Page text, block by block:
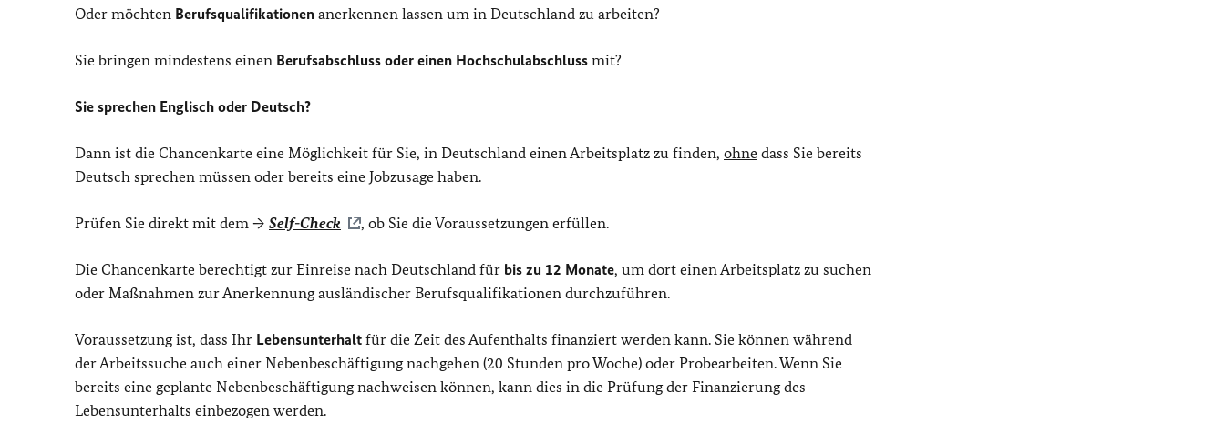
Oder möchten Berufsqualifikationen anerkennen lassen um in Deutschland zu arbeiten?
Sie bringen mindestens einen Berufsabschluss oder einen Hochschulabschluss mit?
Sie sprechen Englisch oder Deutsch?
Dann ist die Chancenkarte eine Möglichkeit für Sie, in Deutschland einen Arbeitsplatz zu finden, ohne dass Sie bereits
Deutsch sprechen müssen oder bereits eine Jobzusage haben.
Prüfen Sie direkt mit dem → Self-Check , ob Sie die Voraussetzungen erfüllen.
Die Chancenkarte berechtigt zur Einreise nach Deutschland für bis zu 12 Monate, um dort einen Arbeitsplatz zu suchen
oder Maßnahmen zur Anerkennung ausländischer Berufsqualifikationen durchzuführen.
Voraussetzung ist, dass Ihr Lebensunterhalt für die Zeit des Aufenthalts finanziert werden kann. Sie können während
der Arbeitssuche auch einer Nebenbeschäftigung nachgehen (20 Stunden pro Woche) oder Probearbeiten. Wenn Sie
bereits eine geplante Nebenbeschäftigung nachweisen können, kann dies in die Prüfung der Finanzierung des
Lebensunterhalts einbezogen werden.